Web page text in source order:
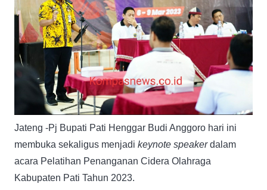
Jateng -Pj Bupati Pati Henggar Budi Anggoro hari ini
membuka sekaligus menjadi keynote speakerdalam
acara Pelatihan Penanganan Cidera Olahraga
Kabupaten Pati Tahun 2023.